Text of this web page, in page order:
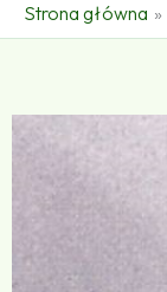
Strona główna